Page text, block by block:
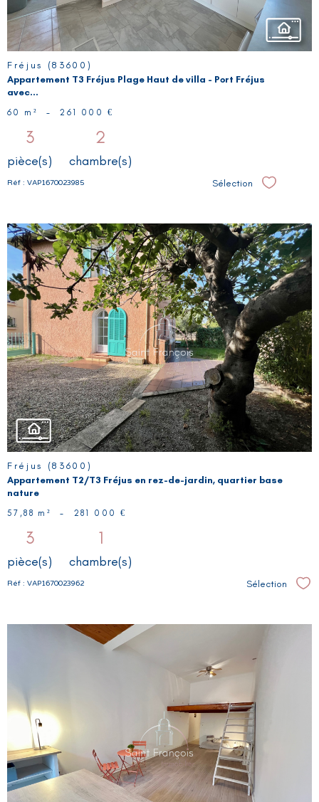
Fréjus (83600)
Appartement T3 Fréjus Plage Haut de villa - Port Fréjus
avec...
60 m² - 261 000 €
3
pièce(s)
2
chambre(s)
Réf : VAP1670023985 Sélection
VOIR LE
BIEN
Fréjus (83600)
Appartement T2/T3 Fréjus en rez-de-jardin, quartier base
nature
57,88 m² - 281 000 €
3
pièce(s)
1
chambre(s)
Réf : VAP1670023962 Sélection
VOIR LE
BIEN